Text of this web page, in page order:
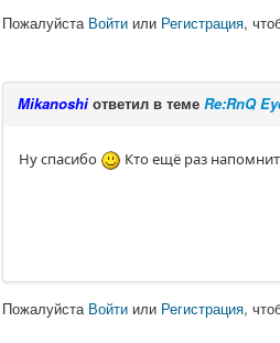
Пожалуйста Войти или Регистрация,
Mikanoshiответил в теме Re:RnQ
Ну спасибо Кто ещё раз
Пожалуйста Войти или Регистрация,